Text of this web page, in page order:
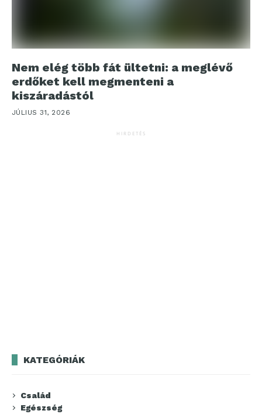
Nem elég több fát ültetni: a meglévő
erdőket kell megmenteni a
kiszáradástól
JÚLIUS 31, 2026
HIRDETÉS
KATEGÓRIÁK
Család
Egészség